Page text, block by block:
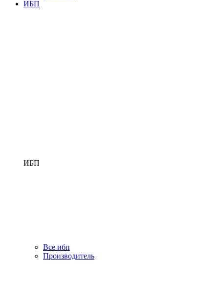
ИБП
ИБП
Все ибп
Производитель